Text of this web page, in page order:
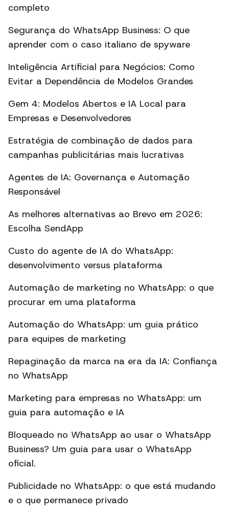
completo
Segurança do WhatsApp Business: O que
aprender com o caso italiano de spyware
Inteligência Artificial para Negócios: Como
Evitar a Dependência de Modelos Grandes
Gem 4: Modelos Abertos e IA Local para
Empresas e Desenvolvedores
Estratégia de combinação de dados para
campanhas publicitárias mais lucrativas
Agentes de IA: Governança e Automação
Responsável
As melhores alternativas ao Brevo em 2026:
Escolha SendApp
Custo do agente de IA do WhatsApp:
desenvolvimento versus plataforma
Automação de marketing no WhatsApp: o que
procurar em uma plataforma
Automação do WhatsApp: um guia prático
para equipes de marketing
Repaginação da marca na era da IA: Confiança
no WhatsApp
Marketing para empresas no WhatsApp: um
guia para automação e IA
Bloqueado no WhatsApp ao usar o WhatsApp
Business? Um guia para usar o WhatsApp
oficial.
Publicidade no WhatsApp: o que está mudando
e o que permanece privado